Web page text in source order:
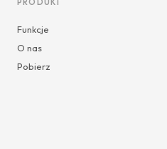
PRODUKT
Funkcje
O nas
Pobierz